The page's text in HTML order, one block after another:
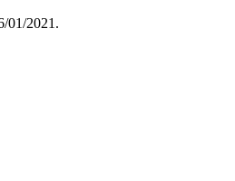
01/2021.